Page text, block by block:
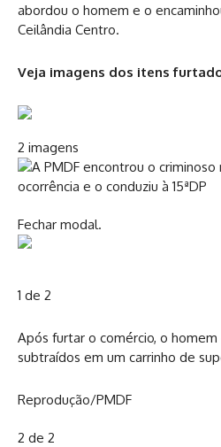
abordou o homem e o
Ceilândia Centro.
Veja imagens dos itens
2 imagens
Fechar modal.
1 de 2
Após furtar o comércio, o
subtraídos em um carrinho de
Reprodução/PMDF
2 de 2